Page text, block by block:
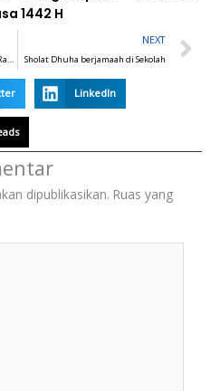
1442 H
NEXT
Sholat Dhuha berjamaah di Sekolah
LinkedIn
dipublikasikan. Ruas yang